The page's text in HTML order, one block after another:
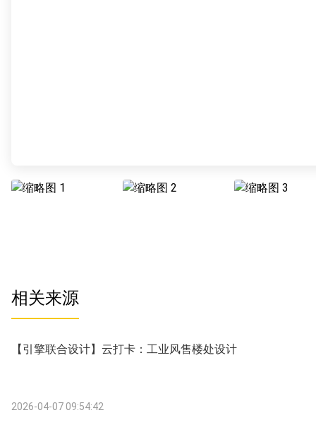
相关来源
【引擎联合设计】云打卡：工业风售楼处设计
2026-04-07 09:54:42